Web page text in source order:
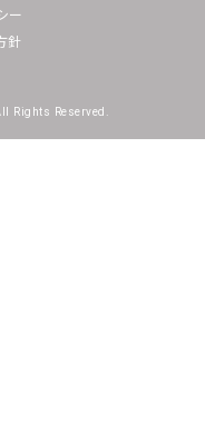
ー
針
Rights Reserved.